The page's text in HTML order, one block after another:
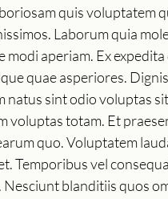
quis voluptatem
Laborum quia
aperiam. Ex
quae asperiores.
sint odio voluptas
voluptas totam. Et
quo. Voluptatem
Temporibus vel
blanditiis quos